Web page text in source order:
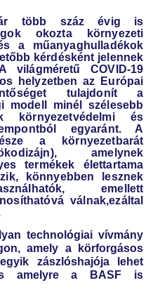
több száz évig is
okozta környezeti
a műanyaghulladékok
kérdésként jelennek
világméretű COVID-19
helyzetben az Európai
tulajdonít a
modell minél szélesebb
környezetvédelmi és
egyaránt. A
a környezetbarát
amelynek
termékek élettartama
könnyebben lesznek
emellett
válnak,ezáltal
technológiai vívmány
amely a körforgásos
zászlóshajója lehet
amelyre a BASF is